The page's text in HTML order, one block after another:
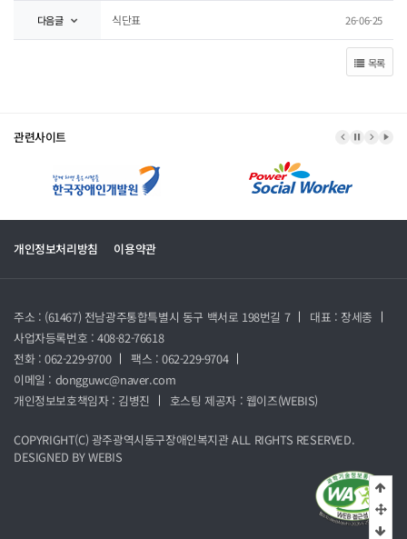
다음글 식단표 26-06-25
목록
관련사이트 이전 배너
배너 정지
다음배
개인정보처리방침 이용약관
주소 : (61467) 전남광주통합특별시 동구 백서로 198번길 7
대표 : 장세종
사업자등록번호 : 408-82-76618
전화 : 062-229-9700
팩스 : 062-229-9704
이메일 : dongguwc@naver.com
개인정보보호책임자 : 김병진
호스팅 제공자 : 웹이즈(WEBIS)
COPYRIGHT(C) 광주광역시동구장애인복지관ALL RIGHTS RESERVED.
DESIGNED BYWEBIS
중